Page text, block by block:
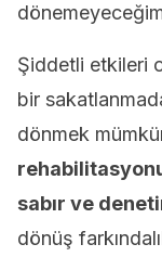
Şiddetli etkileri
bir
dönmek
sabır ve
dönüş